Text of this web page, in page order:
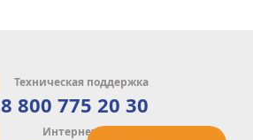
Техническая поддержка
8 800 775 20 30
Интернет-магазин